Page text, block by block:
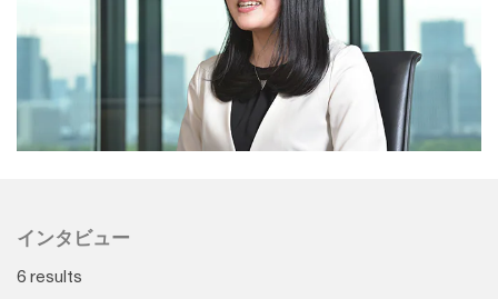
インタビュー
6 results